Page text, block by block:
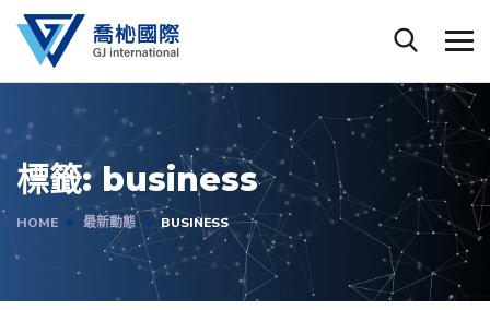
標籤: business
HOME 最新動態 BUSINESS